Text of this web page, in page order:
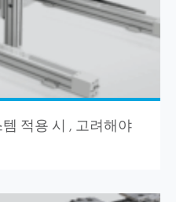
적용 시 , 고려해야